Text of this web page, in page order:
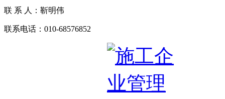
联 系 人：靳明伟
联系电话：010-68576852